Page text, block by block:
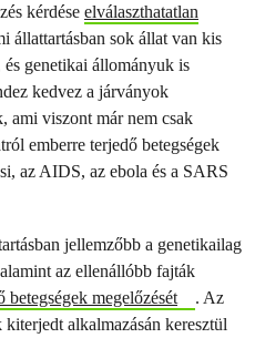
kérdése elválaszthatatlan
állattartásban sok állat van kis
genetikai állományuk is
kedvez a járványok
ami viszont már nem csak
emberre terjedő betegségek
az AIDS, az ebola és a SARS
jellemzőbb a genetikailag
az ellenállóbb fajták
betegségek megelőzését
. Az
alkalmazásán keresztül